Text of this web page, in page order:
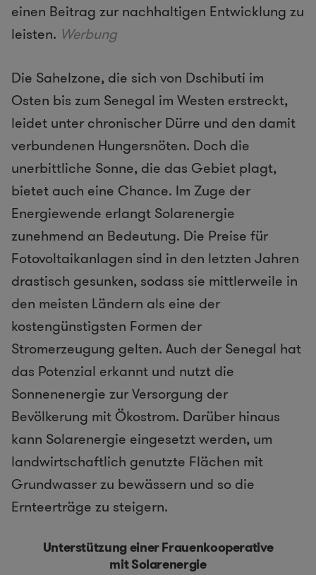
einen Beitrag zur nachhaltigen Entwicklung zu
leisten. Werbung
Die Sahelzone, die sich von Dschibuti im
Osten bis zum Senegal im Westen erstreckt,
leidet unter chronischer Dürre und den damit
verbundenen Hungersnöten. Doch die
unerbittliche Sonne, die das Gebiet plagt,
bietet auch eine Chance. Im Zuge der
Energiewende erlangt Solarenergie
zunehmend an Bedeutung. Die Preise für
Fotovoltaikanlagen sind in den letzten Jahren
drastisch gesunken, sodass sie mittlerweile in
den meisten Ländern als eine der
kostengünstigsten Formen der
Stromerzeugung gelten. Auch der Senegal hat
das Potenzial erkannt und nutzt die
Sonnenenergie zur Versorgung der
Bevölkerung mit Ökostrom. Darüber hinaus
kann Solarenergie eingesetzt werden, um
landwirtschaftlich genutzte Flächen mit
Grundwasser zu bewässern und so die
Ernteerträge zu steigern.
Unterstützung einer Frauenkooperative
mit Solarenergie